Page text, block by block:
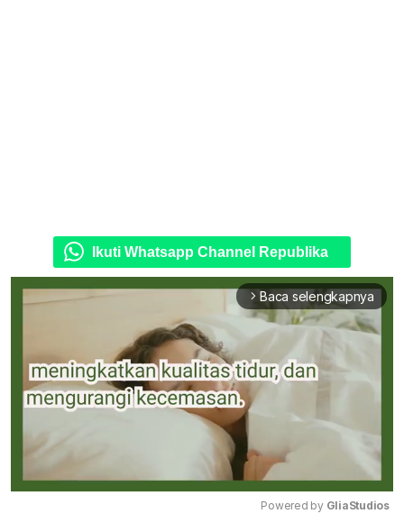
Ikuti Whatsapp Channel Republika
arrow_forward_ios Baca selengkapnya
Powered by GliaStudios